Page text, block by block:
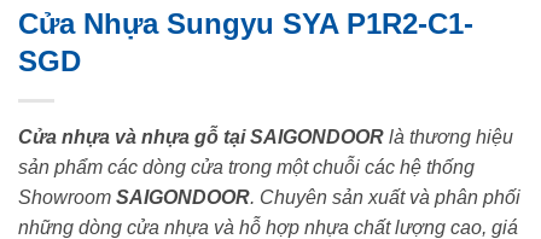
Cửa Nhựa Sungyu SYA P1R2-C1-
SGD
Cửa nhựa và nhựa gỗ tại SAIGONDOOR là thương hiệu
sản phẩm các dòng cửa trong một chuỗi các hệ thống
Showroom SAIGONDOOR. Chuyên sản xuất và phân phối
những dòng cửa nhựa và hỗ hợp nhựa chất lượng cao, giá